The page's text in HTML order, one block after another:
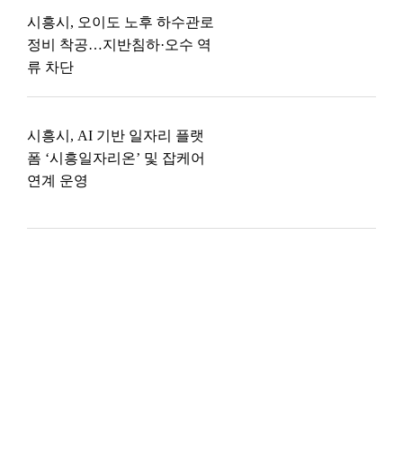
시흥시, 오이도 노후 하수관로
정비 착공…지반침하·오수 역
류 차단
시흥시, AI 기반 일자리 플랫
폼 ‘시흥일자리온’ 및 잡케어
연계 운영